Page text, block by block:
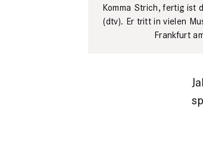
Komma Strich, fertig ist
(dtv). Er tritt in vielen
Frankfurt